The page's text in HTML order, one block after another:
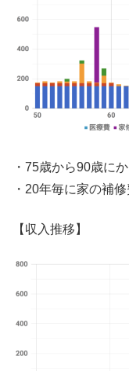
・75歳から90歳に
・20年毎に家の補
【収入推移】